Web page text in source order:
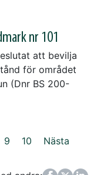
nr 101
att bevilja
för området
(Dnr BS 200-
9 10 Nästa